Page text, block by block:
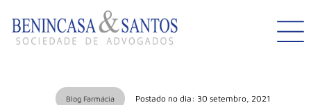
Blog Farmácia Postado no dia: 30 setembro, 2021